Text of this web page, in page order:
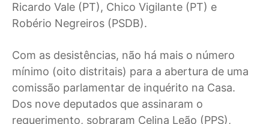
Ricardo Vale (PT), Chico Vigilante (PT) e
Robério Negreiros (PSDB).
Com as desistências, não há mais o número
mínimo (oito distritais) para a abertura de uma
comissão parlamentar de inquérito na Casa.
Dos nove deputados que assinaram o
requerimento, sobraram Celina Leão (PPS),